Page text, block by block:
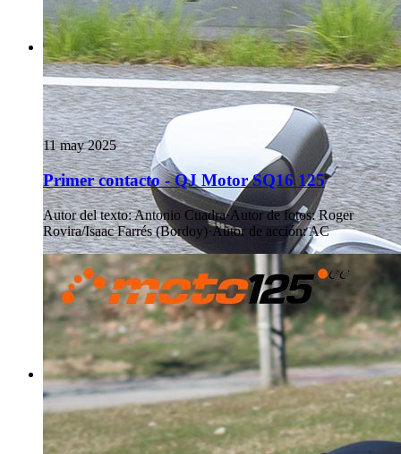
11 may 2025
Primer contacto - QJ Motor SQ16 125
Autor del texto:Antonio Cuadra·Autor de fotos: Roger
Rovira/Isaac Farrés (Bordoy)·Autor de acción:AC